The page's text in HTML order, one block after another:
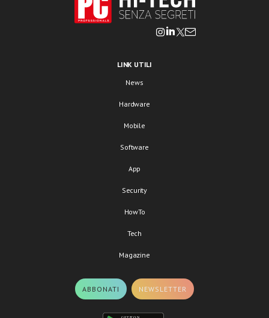
LINK UTILI
News
Hardware
Mobile
Software
App
Security
HowTo
Tech
Magazine
ABBONATI NEWSLETTER